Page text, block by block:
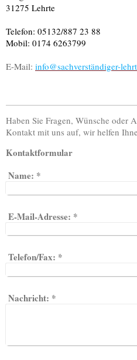
31275 Lehrte
Telefon: 05132/887 23 88
Mobil: 0174 6263799
E-Mail: info@sachverständiger-
Haben Sie Fragen, Wünsche oder
Kontakt mit uns auf, wir helfen
Kontaktformular
Name: *
E-Mail-Adresse: *
Telefon/Fax: *
Nachricht: *